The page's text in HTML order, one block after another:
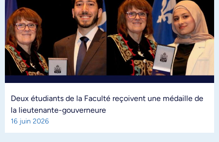
Deux étudiants de la Faculté reçoivent une médaille de
la lieutenante-gouverneure
16 juin 2026